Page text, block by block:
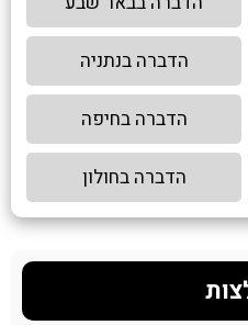
הדברה בנתניה
הדברה בחיפה
הדברה בחולון